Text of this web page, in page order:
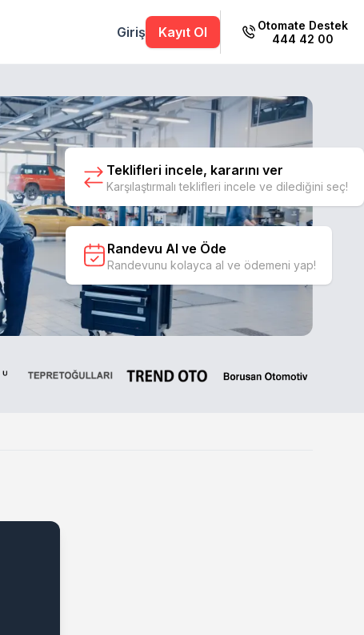
Giriş Kayıt Ol
Otomate Destek
444 42 00
Teklifleri incele, kararını ver
Karşılaştırmalı teklifleri incele ve dilediğini seç!
Randevu Al ve Öde
Randevunu kolayca al ve ödemeni yap!